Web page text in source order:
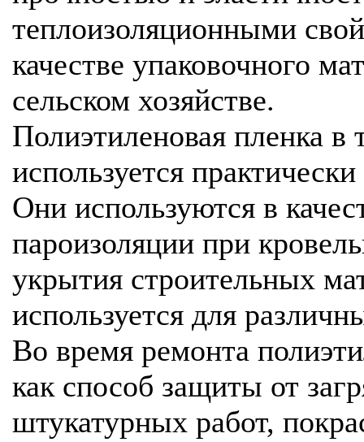
теплоизоляционными
качестве упаковочного
сельском хозяйстве.
Полиэтиленовая пленка в
используется
Они используются в
пароизоляции при
укрытия строительных
используется для
Во время ремонта
как способ защиты от
штукатурных работ,